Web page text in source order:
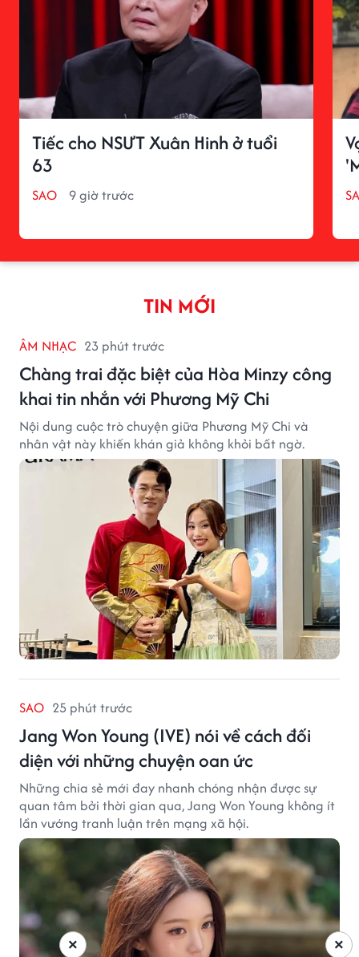
Tiếc cho NSƯT Xuân Hinh ở tuổi
63
SAO 9 giờ trước
TIN MỚI
ÂM NHẠC 23 phút trước
Chàng trai đặc biệt của Hòa Minzy công
khai tin nhắn với Phương Mỹ Chi
Nội dung cuộc trò chuyện giữa Phương Mỹ Chi và
nhân vật này khiến khán giả không khỏi bất ngờ.
SAO 25 phút trước
Jang Won Young (IVE) nói về cách đối
diện với những chuyện oan ức
Những chia sẻ mới đay nhanh chóng nhận được sự
quan tâm bởi thời gian qua, Jang Won Young không ít
lần vướng tranh luận trên mạng xã hội.
×
×